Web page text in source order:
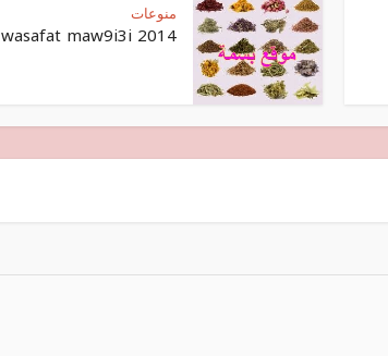
منوعات
wasafat maw9i3i 2014